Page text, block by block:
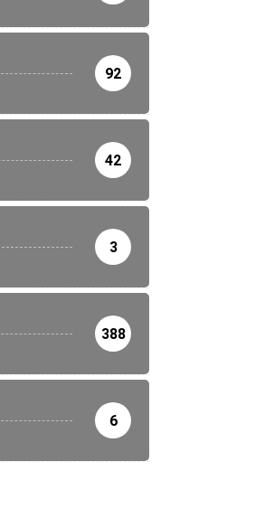
92
42
3
388
6